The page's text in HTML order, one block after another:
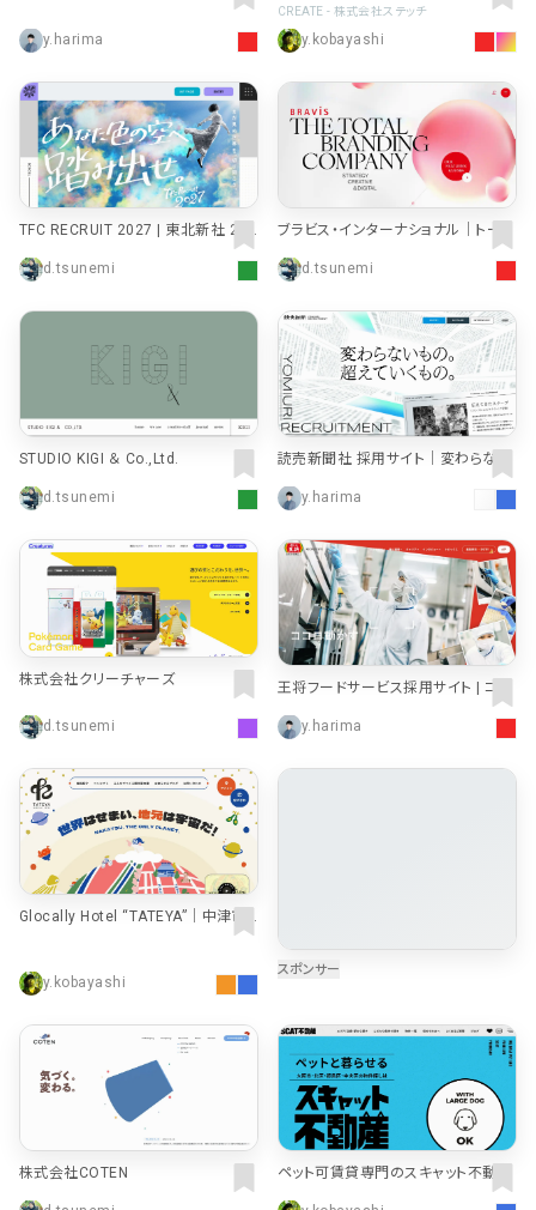
スライダー
スクロール追従
リピートアニメーション
ハンバーガーメニュー
動画
モーダル
イラストが特徴的なサイト
347
アニメーションが特徴的なサ
イト
297
レイアウトが特徴的なサイト
290
多言語対応
101
動画が特徴的なサイト
スマホ特化・モバイルファース
ト
パーツ
スライダー
365
リピートアニメーション
ハンバーガーメニュー
235
動画
212
モーダル
87
ローディング
83
検索エリア
58
下層ページ
Aboutページ
627
投稿一覧(記事/商品など)
598
投稿詳細(記事/商品など)
521
161
プライバシーポリシー
126
よくある質問
メニュー
55
料金表
46
規約/法律に基づく表記
43
ホワイト・白
287
ブルー・青
ブラック・黒・グレー
251
イエロー・黄色
112
オレンジ・橙色
85
ブラウン・茶色
71
y.harima
STYLE
CREATE - 株式会社ステッチ
y.kobayashi
TFC RECRUIT 2027 | 東北新社 202
d.tsunemi
ブラビス・インターナショナル｜トータ
d.tsunemi
STUDIO KIGI ＆ Co.,Ltd.
d.tsunemi
読売新聞社 採用サイト｜変わらない
y.harima
株式会社クリーチャーズ
d.tsunemi
王将フードサービス採用サイト | ココ
y.harima
Glocally Hotel “TATEYA”｜中津市
y.kobayashi
株式会社COTEN
ペット可賃貸専門のスキャット不動産